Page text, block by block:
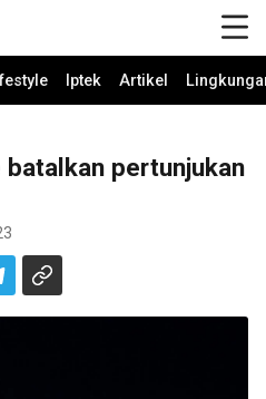
Iptek Artikel
batalkan pertunjukan